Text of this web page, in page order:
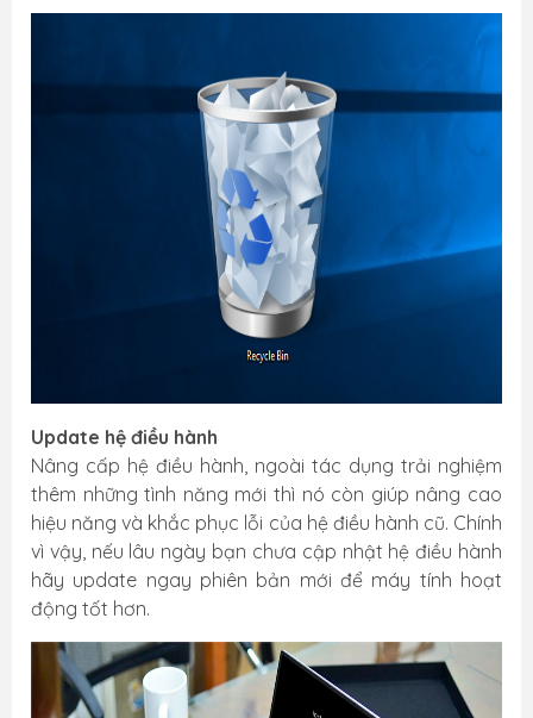
Update hệ điều hành
Nâng cấp hệ điều hành, ngoài tác dụng trải nghiệm
thêm những tình năng mới thì nó còn giúp nâng cao
hiệu năng và khắc phục lỗi của hệ điều hành cũ. Chính
vì vậy, nếu lâu ngày bạn chưa cập nhật hệ điều hành
hãy update ngay phiên bản mới để máy tính hoạt
động tốt hơn.